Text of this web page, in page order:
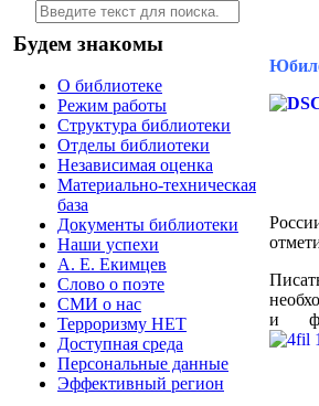
Будем знакомы
О библиотеке
Режим работы
Структура библиотеки
Отделы библиотеки
Независимая оценка
Материально-техническая
база
Документы библиотеки
Наши успехи
А. Е. Екимцев
Слово о поэте
СМИ о нас
Терроризму НЕТ
Доступная среда
Персональные данные
Эффективный регион
и